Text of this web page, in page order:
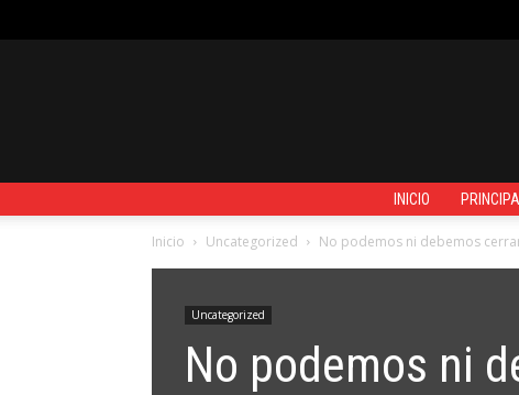
INICIO PRINCIPAL
Inicio Uncategorized No podemos ni debemos
Uncategorized
No podemos ni